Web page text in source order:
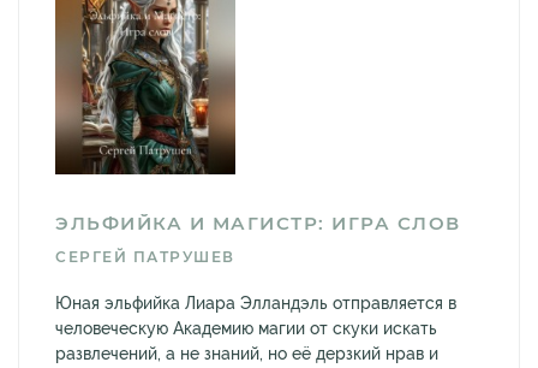
ЭЛЬФИЙКА И МАГИСТР: ИГРА СЛОВ
СЕРГЕЙ ПАТРУШЕВ
Юная эльфийка Лиара Элландэль отправляется в
человеческую Академию магии от скуки искать
развлечений, а не знаний, но её дерзкий нрав и